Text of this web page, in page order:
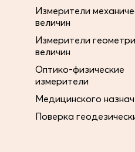
Измерители
величин
Измерители
величин
Оптико-физические
измерители
Медицинского
Поверка